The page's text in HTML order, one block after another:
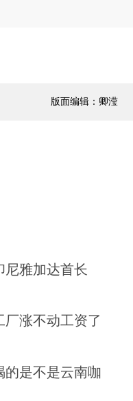
版面编辑：卿滢
尼雅加达首长
厂涨不动工资了
的是不是云南咖